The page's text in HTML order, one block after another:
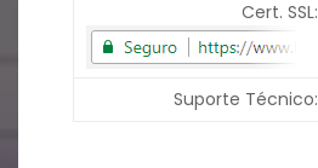
Cert. SSL:
Suporte Técnico: